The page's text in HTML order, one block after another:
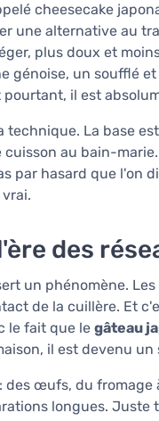
cheesecake
une alternative au
plus doux et
génoise, un soufflé
il est
technique. La base
au bain-
par hasard que l'on
des
un phénomène.
de la cuillère. Et
le fait que le gâteau
il est devenu un
œufs, du fromage
longues.